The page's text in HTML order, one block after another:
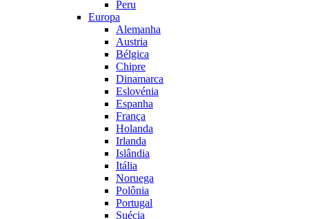
Peru
Europa
Alemanha
Austria
Bélgica
Chipre
Dinamarca
Eslovénia
Espanha
França
Holanda
Irlanda
Islândia
Itália
Noruega
Polônia
Portugal
Suécia